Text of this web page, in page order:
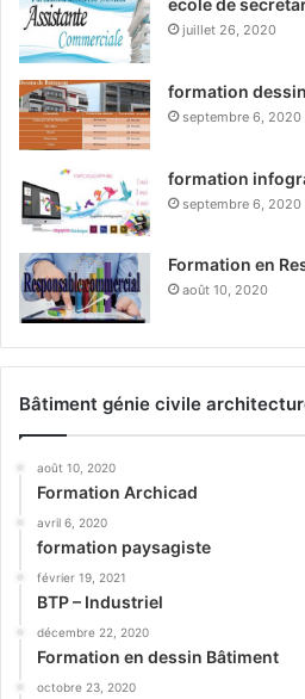
ecole de
juillet 26, 2020
formation
septembre 6, 2020
formation
septembre 6, 2020
Formation en
août 10, 2020
Bâtiment génie civile
août 10, 2020
Formation Archicad
avril 6, 2020
formation paysagiste
février 19, 2021
BTP – Industriel
décembre 22, 2020
Formation en dessin Bâtiment
octobre 23, 2020